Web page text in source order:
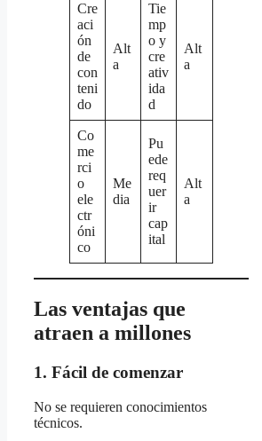
Cre
aci
ón
de
con
teni
do
Alt
a
Tie
mp
o y
cre
ativ
ida
d
Alt
a
Co
me
rci
o
ele
ctr
óni
co
Me
dia
Pu
ede
req
uer
ir
cap
ital
Alt
a
Las ventajas que
atraen a millones
1. Fácil de comenzar
No se requieren conocimientos
técnicos.